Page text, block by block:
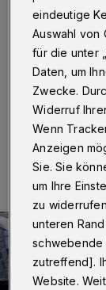
Wuppertal ·
Beyenburg
2026) von
28.05.2026 ,
eindeutige
Auswahl von
für die unter
Daten, um
Zwecke.
Widerruf
Wenn
Anzeigen
Sie. Sie
um Ihre
zu
unteren
schwebende
zutreffend].
Website.